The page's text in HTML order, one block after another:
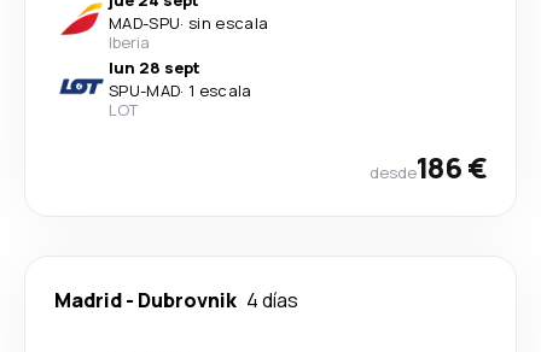
MAD-SPU· sin escala
Iberia
lun 28 sept
SPU-MAD· 1 escala
LOT
desde186 €
Madrid- Dubrovnik 4 días